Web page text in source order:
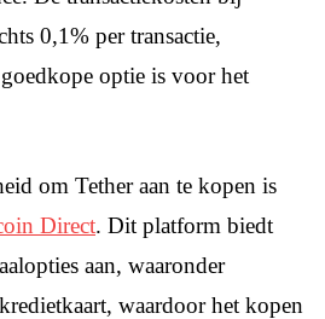
0,1% per transactie,
optie is voor het
om Tether aan te kopen is
Direct. Dit platform biedt
aan, waaronder
waardoor het kopen